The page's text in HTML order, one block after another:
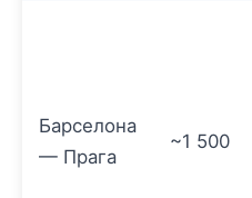
Барселона
— Прага
~1 500